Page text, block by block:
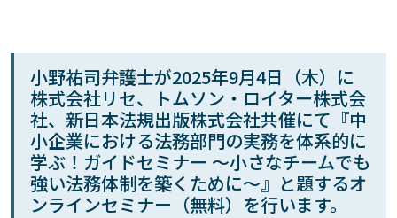
小野祐司弁護士が2025年9月4日（木）に
株式会社リセ、トムソン・ロイター株式会
社、新日本法規出版株式会社共催にて『中
小企業における法務部門の実務を体系的に
学ぶ！ガイドセミナー ～小さなチームでも
強い法務体制を築くために～』と題するオ
ンラインセミナー（無料）を行います。